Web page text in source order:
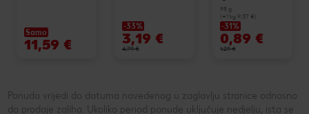
Samo
11,59 €
-33%
3,19 €
4,79 €
95 g
(=1 kg 9,37 €)
-31%
0,89 €
1,29 €
Ponuda vrijedi do datuma navedenog u zaglavlju stranice odnosno
do prodaje zaliha. Ukoliko period ponude uključuje nedjelju, ista se